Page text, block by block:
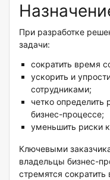
При разработке
задачи:
сократить время
ускорить и
сотрудниками;
четко определить
бизнес-процессе;
уменьшить риски
Ключевыми
владельцы бизнес-
стремятся